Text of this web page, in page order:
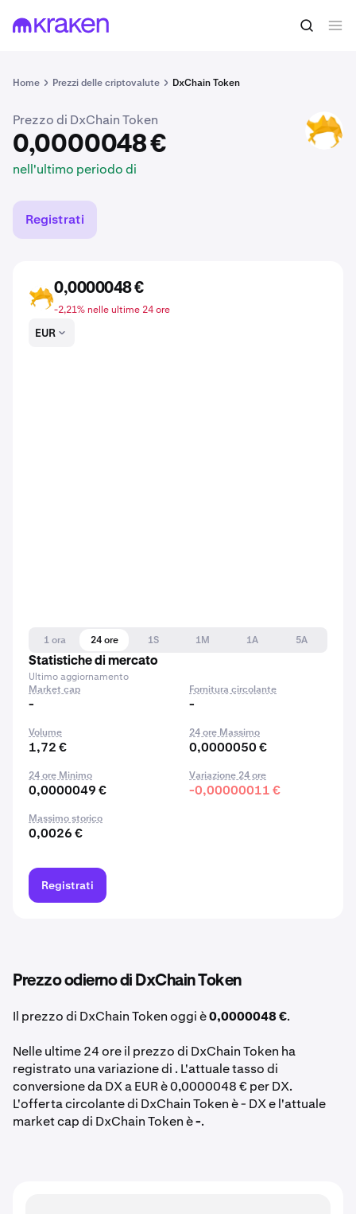
Home Prezzi delle criptovalute DxChain Token
0,0000048 € Acquista DX
Prezzo di DxChain Token
0,0000048 €
nell'ultimo periodo di
DX
Registrati
DX
0,0000048 €
-2,21% nelle ultime 24 ore
EUR
1 ora 24 ore 1S 1M 1A
5A
Statistiche di mercato
Ultimo aggiornamento
Market cap
-
Fornitura circolante
-
Volume
1,72 €
24 ore Massimo
0,0000050 €
24 ore Minimo
0,0000049 €
Variazione 24 ore
-0,00000011 €
Massimo storico
0,0026 €
Registrati
Prezzo odierno di DxChain Token
Il prezzo di DxChain Token oggi è0,0000048 €.
Nelle ultime 24 ore il prezzo di DxChain Token ha
registrato una variazione di . L'attuale tasso di
conversione da DX a EUR è 0,0000048 € per DX.
L'offerta circolante di DxChain Token è - DX e l'attuale
market cap di DxChain Token è-.